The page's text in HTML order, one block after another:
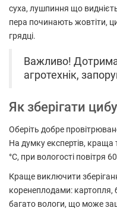
суха, лушпиння що
пера починають жовтіти,
грядці.
Важливо!
агротехнік,
Як зберігати
Оберіть добре
На думку експертів, краща
°C, при вологості повітря
Краще виключити
коренеплодами: картопля,
багато вологи, що може